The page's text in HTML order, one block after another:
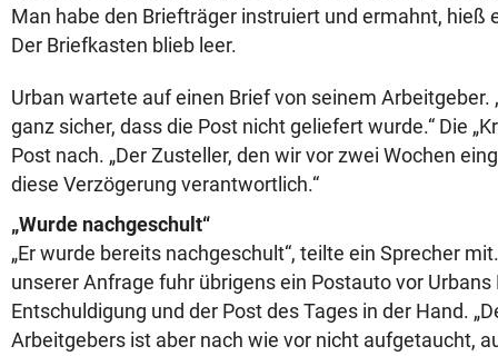
Man habe den Briefträger instruiert und ermahnt, hieß
Der Briefkasten blieb leer.
Urban wartete auf einen Brief von seinem Arbeitgeber.
ganz sicher, dass die Post nicht geliefert wurde.“ Die
Post nach. „Der Zusteller, den wir vor zwei Wochen
diese Verzögerung verantwortlich.“
„Wurde nachgeschult“
„Er wurde bereits nachgeschult“, teilte ein Sprecher
unserer Anfrage fuhr übrigens ein Postauto vor Urbans
Entschuldigung und der Post des Tages in der Hand.
Arbeitgebers ist aber nach wie vor nicht aufgetaucht,